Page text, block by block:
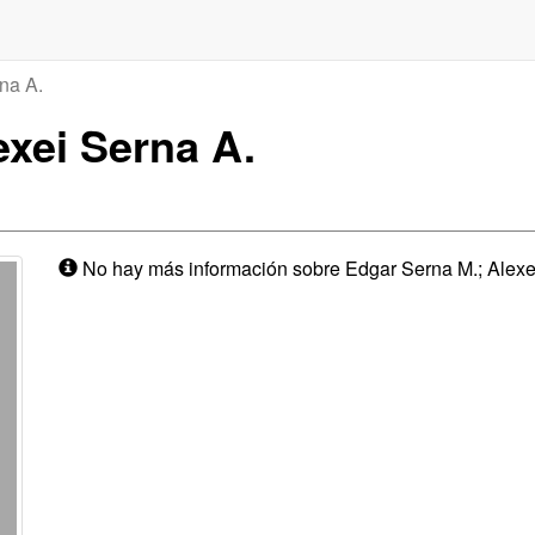
A.
Serna A.
No hay más información sobre Edgar Serna M.;